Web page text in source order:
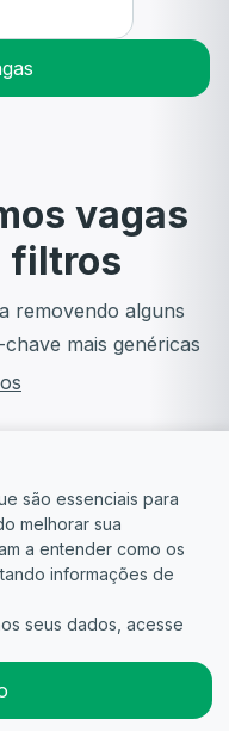
vagas
filtros
removendo alguns
mais genéricas
de
Termos
são essenciais para
melhorar sua
a entender como os
informações de
seus dados, acesse